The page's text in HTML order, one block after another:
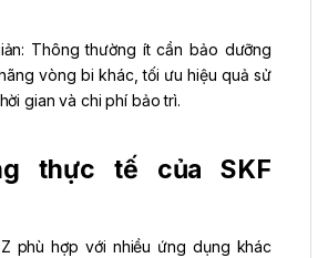
Thông thường ít cần bảo dưỡng
vòng bi khác, tối ưu hiệu quả sử
gian và chi phí bảo trì.
thực tế của SKF
phù hợp với nhiều ứng dụng khác